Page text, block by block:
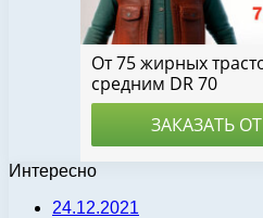
Интересно
24.12.2021